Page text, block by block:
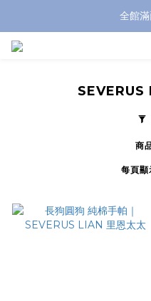
全館滿
全館滿
SEVERUS
商
每頁